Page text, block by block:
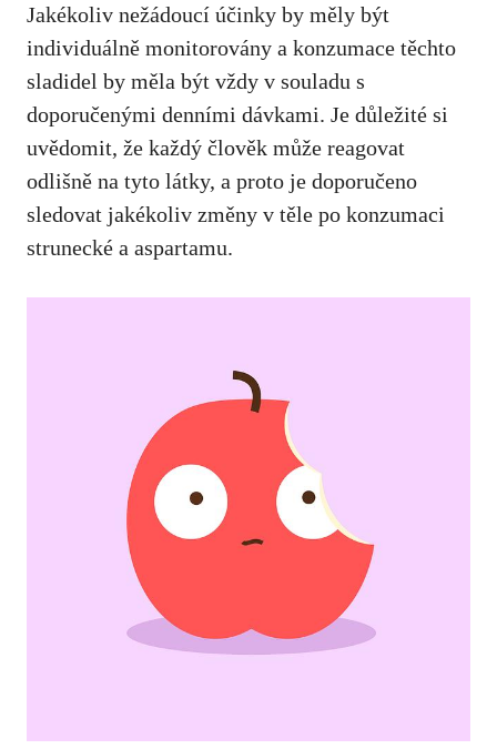
Jakékoliv nežádoucí účinky by měly být
individuálně​ monitorovány a konzumace těchto
sladidel by⁣ měla být vždy v souladu s
doporučenými denními dávkami. ⁤Je důležité si
uvědomit, že každý člověk může reagovat
odlišně na tyto látky, a proto je doporučeno
sledovat ⁢jakékoliv změny v těle po konzumaci
strunecké a aspartamu.